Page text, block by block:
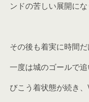
ンドの苦しい展開にな
その後も着実に時間だ
一度は城のゴールで
びこう着状態が続き